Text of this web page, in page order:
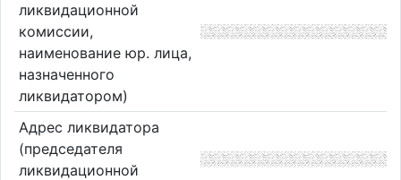
ликвидационной
комиссии,
наименование юр. лица,
назначенного
ликвидатором)
Адрес ликвидатора
(председателя
ликвидационной